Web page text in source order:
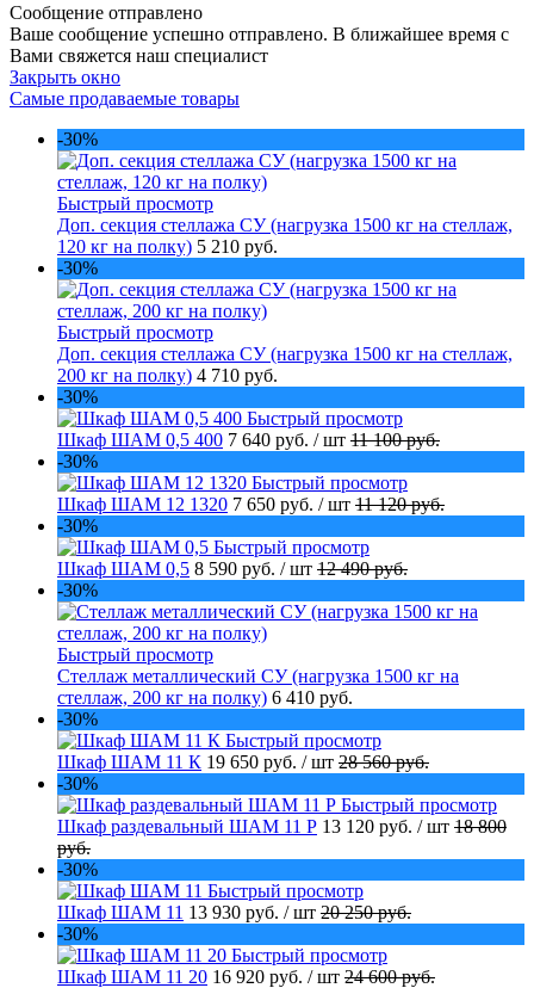
Сообщение отправлено
Ваше сообщение успешно отправлено. В ближайшее время с
Вами свяжется наш специалист
Закрыть окно
Самые продаваемые товары
-30%
Быстрый просмотр
Доп. секция стеллажа СУ (нагрузка 1500 кг на стеллаж,
120 кг на полку) 5 210 руб.
-30%
Быстрый просмотр
Доп. секция стеллажа СУ (нагрузка 1500 кг на стеллаж,
200 кг на полку) 4 710 руб.
-30%
Быстрый просмотр
Шкаф ШАМ 0,5 400 7 640 руб. / шт 11 100 руб.
-30%
Быстрый просмотр
Шкаф ШАМ 12 1320 7 650 руб. / шт 11 120 руб.
-30%
Быстрый просмотр
Шкаф ШАМ 0,5 8 590 руб. / шт 12 490 руб.
-30%
Быстрый просмотр
Стеллаж металлический СУ (нагрузка 1500 кг на
стеллаж, 200 кг на полку) 6 410 руб.
-30%
Быстрый просмотр
Шкаф ШАМ 11 К 19 650 руб. / шт 28 560 руб.
-30%
Быстрый просмотр
Шкаф раздевальный ШАМ 11 Р 13 120 руб. / шт 18 800
руб.
-30%
Быстрый просмотр
Шкаф ШАМ 11 13 930 руб. / шт 20 250 руб.
-30%
Быстрый просмотр
Шкаф ШАМ 11 20 16 920 руб. / шт 24 600 руб.